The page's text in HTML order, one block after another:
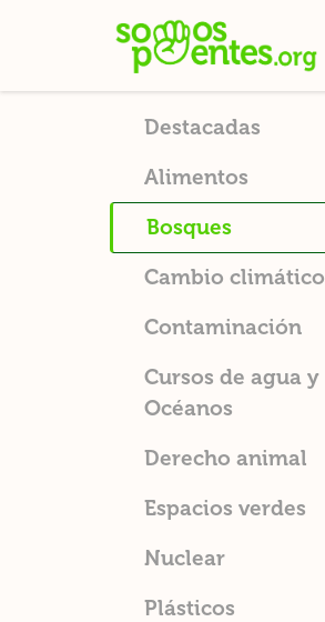
principal
Destacadas
Alimentos
Bosques
Cambio climático
Contaminación
Cursos de agua y
Océanos
Derecho animal
Espacios verdes
Nuclear
Plásticos